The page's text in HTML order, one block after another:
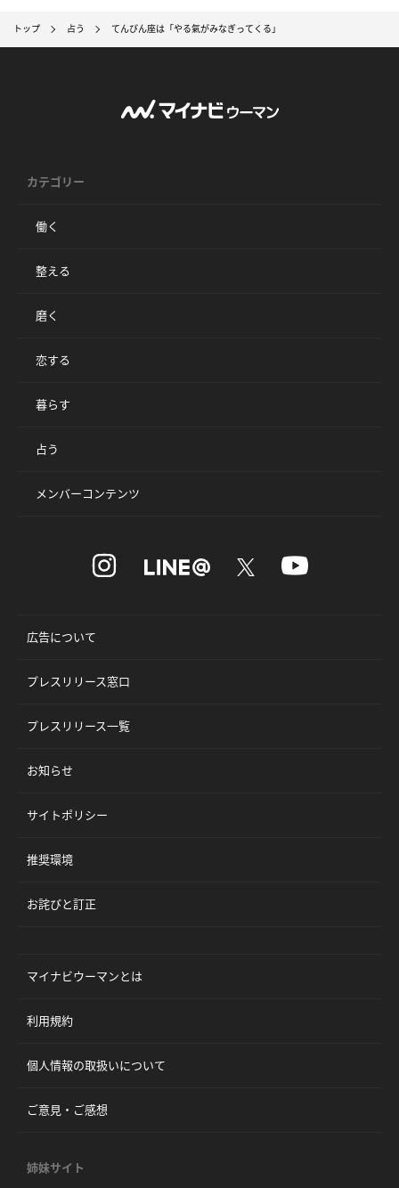
トップ 占う てんびん座は「やる氣がみなぎってくる」
カテゴリー
働く
整える
磨く
恋する
暮らす
占う
メンバーコンテンツ
広告について
プレスリリース窓口
プレスリリース一覧
お知らせ
サイトポリシー
推奨環境
お詫びと訂正
マイナビウーマンとは
利用規約
個人情報の取扱いについて
ご意見・ご感想
姉妹サイト